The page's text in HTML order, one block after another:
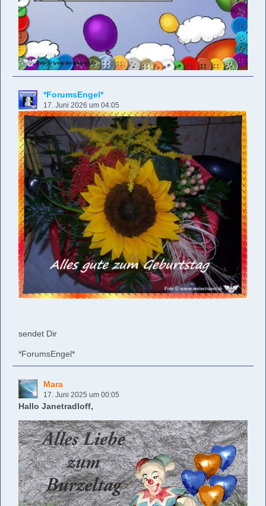
*ForumsEngel*
17. Juni 2026 um 04:05
sendet Dir
*ForumsEngel*
Mara
17. Juni 2025 um 00:05
Hallo Janetradloff,